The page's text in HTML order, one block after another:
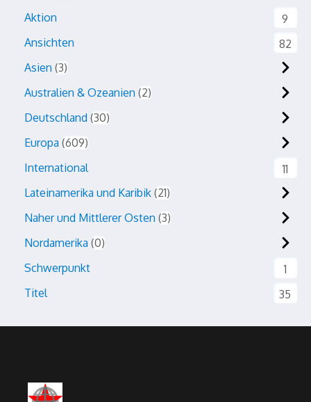
Aktion
9
Ansichten
82
Asien 3
Australien & Ozeanien 2
Deutschland 30
Europa 609
International
11
Lateinamerika und Karibik 21
Naher und Mittlerer Osten 3
Nordamerika 0
Schwerpunkt
1
Titel
35